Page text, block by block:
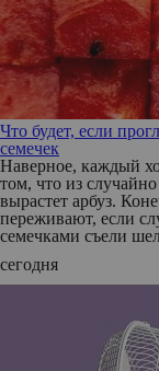
Что будет, если
семечек
Наверное, каждый
том, что из
вырастет арбуз.
переживают, если
семечками съели
сегодня